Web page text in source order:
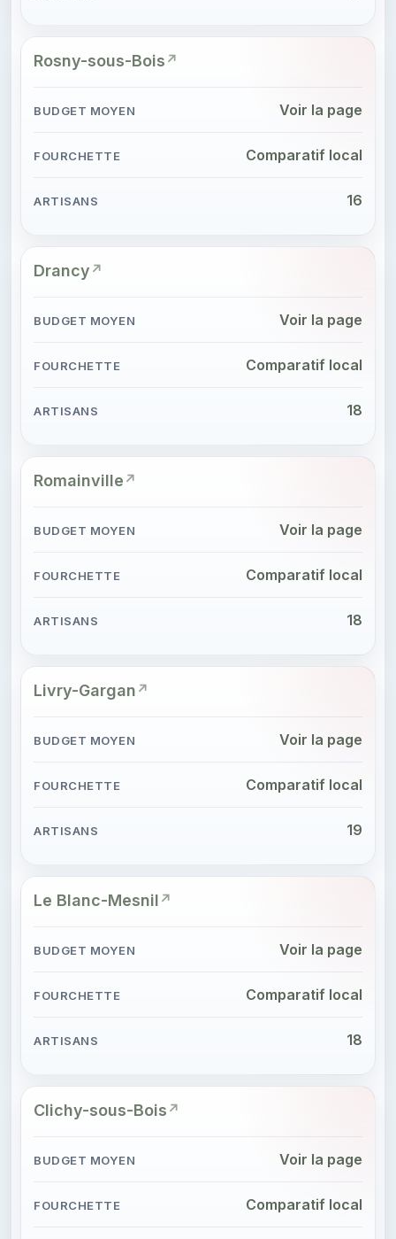
Rosny-sous-Bois
Voir la page
Comparatif local
16
Drancy
Voir la page
Comparatif local
18
Romainville
Voir la page
Comparatif local
18
Livry-Gargan
Voir la page
Comparatif local
19
Le Blanc-Mesnil
Voir la page
Comparatif local
18
Clichy-sous-Bois
Voir la page
Comparatif local